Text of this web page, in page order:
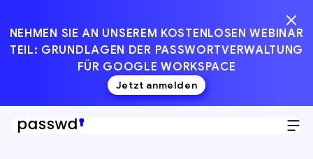
NEHMEN SIE AN UNSEREM KOSTENLOSEN WEBINAR
TEIL: GRUNDLAGEN DER PASSWORTVERWALTUNG
FÜR GOOGLE WORKSPACE
Jetzt anmelden